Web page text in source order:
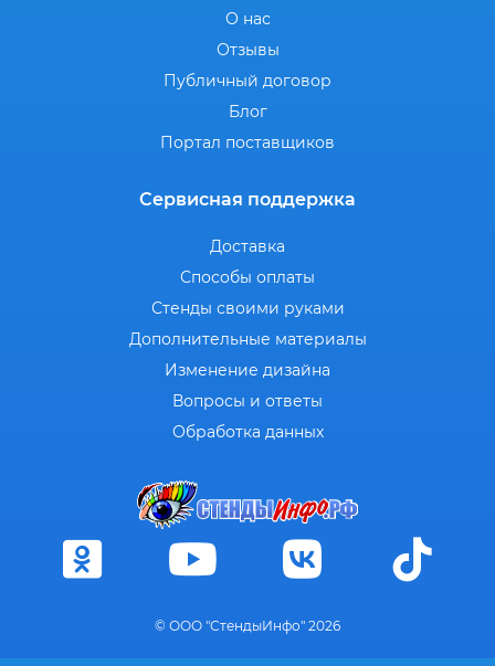
О нас
Отзывы
Публичный договор
Блог
Портал поставщиков
Сервисная поддержка
Доставка
Способы оплаты
Стенды своими руками
Дополнительные материалы
Изменение дизайна
Вопросы и ответы
Обработка данных
© ООО "СтендыИнфо" 2026